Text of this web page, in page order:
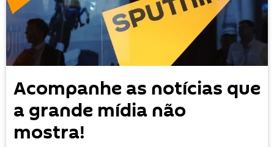
Acompanhe as notícias que
a grande mídia não
mostra!